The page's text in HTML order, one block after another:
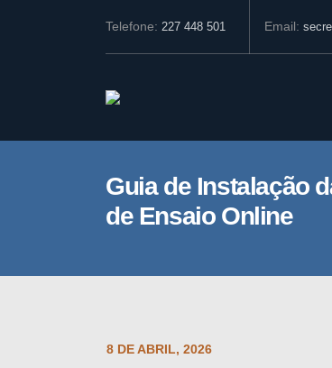
Telefone: 227 448 501 Email:
Guia de Instalação
de Ensaio Online
8 DE ABRIL, 2026